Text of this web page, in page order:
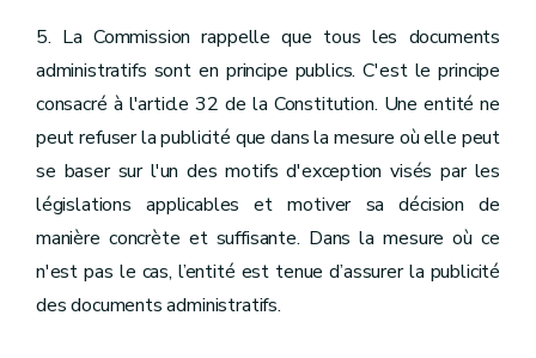
5. La Commission rappelle que tous les documents
administratifs sont en principe publics. C'est le principe
consacré à l'article 32 de la Constitution. Une entité ne
peut refuser la publicité que dans la mesure où elle peut
se baser sur l'un des motifs d'exception visés par les
législations applicables et motiver sa décision de
manière concrète et suffisante. Dans la mesure où ce
n'est pas le cas, l’entité est tenue d’assurer la publicité
des documents administratifs.